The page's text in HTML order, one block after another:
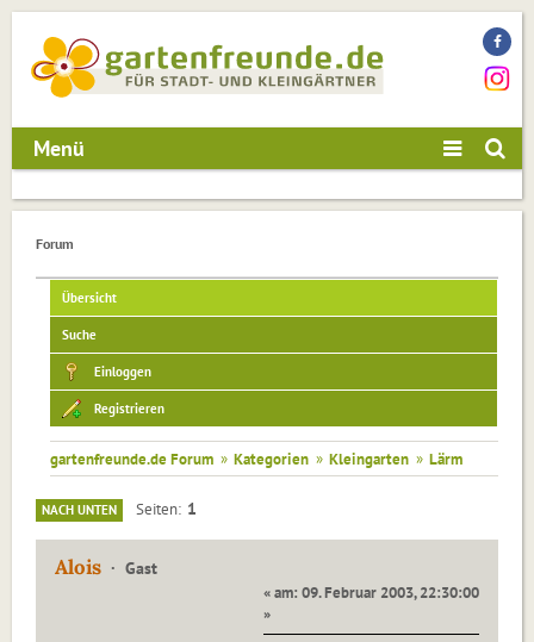
Menü
Forum
Übersicht
Suche
Einloggen
Registrieren
gartenfreunde.de Forum » Kategorien » Kleingarten » Lärm
NACH UNTEN Seiten 1
Alois Gast
« am: 09. Februar 2003, 22:30:00
»